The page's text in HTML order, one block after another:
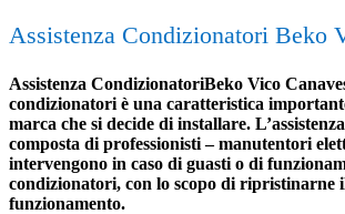
Assistenza Condizionatori Beko
Assistenza CondizionatoriBeko Vico
condizionatori è una caratteristica
marca che si decide di installare.
composta di professionisti – manutentori
intervengono in caso di guasti o di
condizionatori, con lo scopo di ripristinarne
funzionamento.